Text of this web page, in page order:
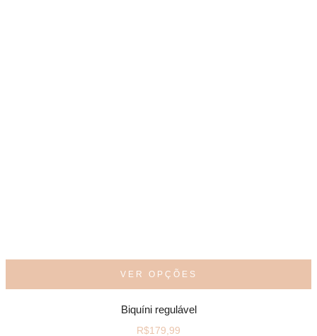
VER OPÇÕES
Biquíni regulável
R$179,99